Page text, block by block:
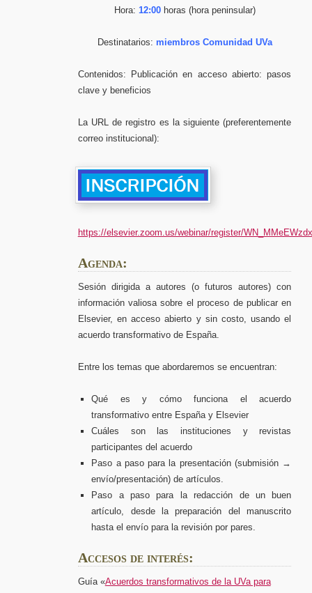
Hora: 12:00 horas (hora peninsular)
Destinatarios: miembros Comunidad UVa
Contenidos: Publicación en acceso abierto: pasos
clave y beneficios
La URL de registro es la siguiente (preferentemente
correo institucional):
https://elsevier.zoom.us/webinar/register/
Agenda:
Sesión dirigida a autores (o futuros autores) con
información valiosa sobre el proceso de publicar en
Elsevier, en acceso abierto y sin costo, usando el
acuerdo transformativo de España.
Entre los temas que abordaremos se encuentran:
Qué es y cómo funciona el acuerdo
transformativo entre España y Elsevier
Cuáles son las instituciones y revistas
participantes del acuerdo
Paso a paso para la presentación (submisión →
envío/presentación) de artículos.
Paso a paso para la redacción de un buen
artículo, desde la preparación del manuscrito
hasta el envío para la revisión por pares.
Accesos de interés:
Guía «Acuerdos transformativos de la UVa para